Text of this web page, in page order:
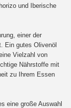
und Iberische
einer der
Ein gutes Olivenöl
Vielzahl von
Nährstoffe mit
zu Ihrem Essen
eine große Auswahl